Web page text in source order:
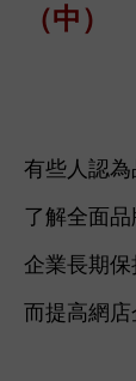
（中）
有些人認為
了解全面
企業長期
而提高網店